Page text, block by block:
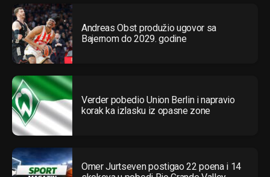
Andreas Obst produžio ugovor sa
Bajernom do 2029. godine
Verder pobedio Union Berlin i napravio
korak ka izlasku iz opasne zone
Omer Jurtseven postigao 22 poena i 14